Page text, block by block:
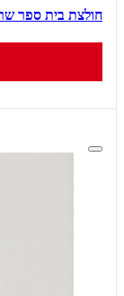
חולצת בית ספר שרוול 3/4 בנות 8-18